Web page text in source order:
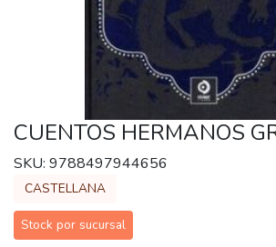
CUENTOS HERMANOS
SKU: 9788497944656
CASTELLANA
Stock por sucursal